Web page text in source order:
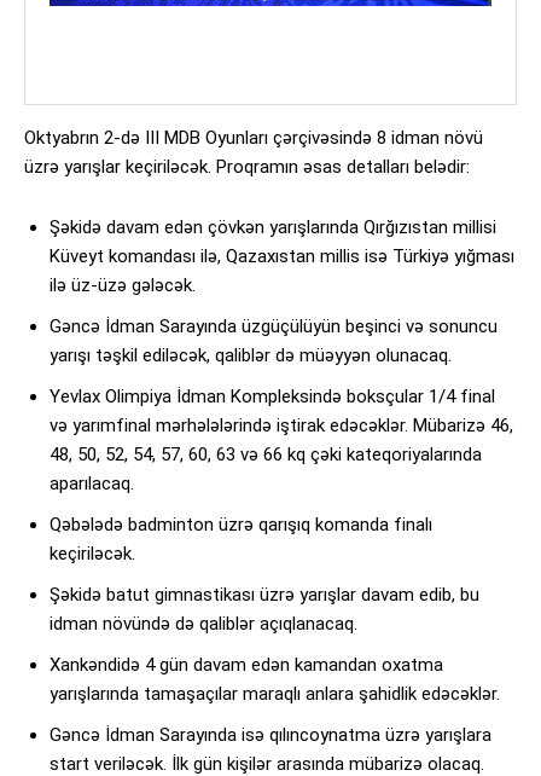
Oktyabrın 2-də III MDB Oyunları çərçivəsində 8 idman növü
üzrə yarışlar keçiriləcək. Proqramın əsas detalları belədir:
Şəkidə davam edən çövkən yarışlarında Qırğızıstan millisi
Küveyt komandası ilə, Qazaxıstan millis isə Türkiyə yığması
ilə üz-üzə gələcək.
Gəncə İdman Sarayında üzgüçülüyün beşinci və sonuncu
yarışı təşkil ediləcək, qaliblər də müəyyən olunacaq.
Yevlax Olimpiya İdman Kompleksində boksçular 1/4 final
və yarımfinal mərhələlərində iştirak edəcəklər. Mübarizə 46,
48, 50, 52, 54, 57, 60, 63 və 66 kq çəki kateqoriyalarında
aparılacaq.
Qəbələdə badminton üzrə qarışıq komanda finalı
keçiriləcək.
Şəkidə batut gimnastikası üzrə yarışlar davam edib, bu
idman növündə də qaliblər açıqlanacaq.
Xankəndidə 4 gün davam edən kamandan oxatma
yarışlarında tamaşaçılar maraqlı anlara şahidlik edəcəklər.
Gəncə İdman Sarayında isə qılıncoynatma üzrə yarışlara
start veriləcək. İlk gün kişilər arasında mübarizə olacaq.